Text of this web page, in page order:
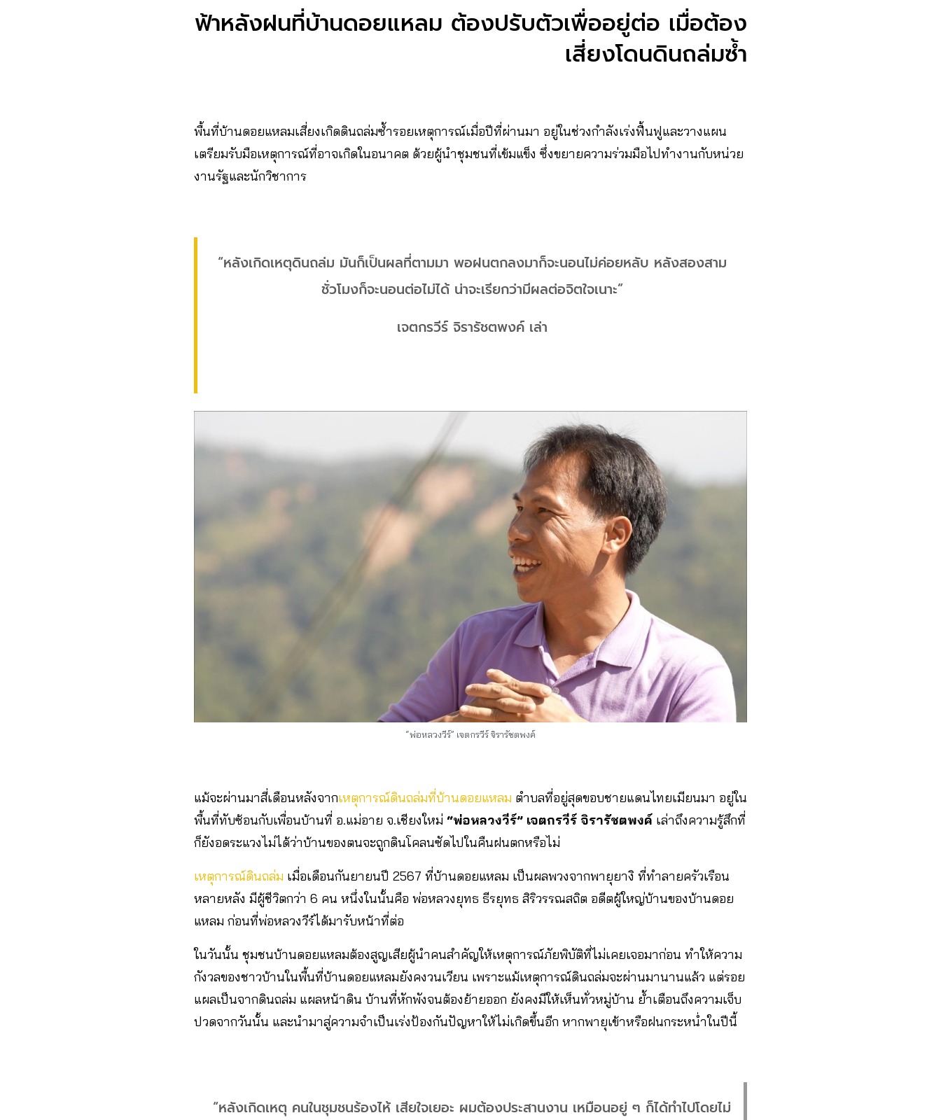
ฟ้าหลังฝนที่บ้านดอยแหลม ต้องปรับตัวเพื่ออยู่ต่อ เมื่อต้อง
เสี่ยงโดนดินถล่มซ้ำ
พื้นที่บ้านดอยแหลมเสี่ยงเกิดดินถล่มซ้ำรอยเหตุการณ์เมื่อปีที่ผ่านมา อยู่ในช่วงกำลังเร่งฟื้นฟูและวางแผน
เตรียมรับมือเหตุการณ์ที่อาจเกิดในอนาคต ด้วยผู้นำชุมชนที่เข้มแข็ง ซึ่งขยายความร่วมมือไปทำงานกับหน่วย
งานรัฐและนักวิชาการ
“หลังเกิดเหตุดินถล่ม มันก็เป็นผลที่ตามมา พอฝนตกลงมาก็จะนอนไม่ค่อยหลับ หลังสองสาม
ชั่วโมงก็จะนอนต่อไม่ได้ น่าจะเรียกว่ามีผลต่อจิตใจเนาะ”
เจตกรวีร์ จิรารัชตพงค์ เล่า
“พ่อหลวงวีร์” เจตกรวีร์ จิรารัชตพงค์
แม้จะผ่านมาสี่เดือนหลังจากเหตุการณ์ดินถล่มที่บ้านดอยแหลม ตำบลที่อยู่สุดขอบชายแดนไทยเมียนมา อยู่ใน
พื้นที่ทับซ้อนกับเพื่อนบ้านที่ อ.แม่อาย จ.เชียงใหม่ “พ่อหลวงวีร์” เจตกรวีร์ จิรารัชตพงค์ เล่าถึงความรู้สึกที่
ก็ยังอดระแวงไม่ได้ว่าบ้านของตนจะถูกดินโคลนซัดไปในคืนฝนตกหรือไม่
เหตุการณ์ดินถล่ม เมื่อเดือนกันยายนปี 2567 ที่บ้านดอยแหลม เป็นผลพวงจากพายุยางิ ที่ทำลายครัวเรือน
หลายหลัง มีผู้ชีวิตกว่า 6 คน หนึ่งในนั้นคือ พ่อหลวงยุทธ ธีรยุทธ สิริวรรณสถิต อดีตผู้ใหญ่บ้านของบ้านดอย
แหลม ก่อนที่พ่อหลวงวีร์ได้มารับหน้าที่ต่อ
ในวันนั้น ชุมชนบ้านดอยแหลมต้องสูญเสียผู้นำคนสำคัญให้เหตุการณ์ภัยพิบัติที่ไม่เคยเจอมาก่อน ทำให้ความ
กังวลของชาวบ้านในพื้นที่บ้านดอยแหลมยังคงวนเวียน เพราะแม้เหตุการณ์ดินถล่มจะผ่านมานานแล้ว แต่รอย
แผลเป็นจากดินถล่ม แผลหน้าดิน บ้านที่หักพังจนต้องย้ายออก ยังคงมีให้เห็นทั่วหมู่บ้าน ย้ำเตือนถึงความเจ็บ
ปวดจากวันนั้น และนำมาสู่ความจำเป็นเร่งป้องกันปัญหาให้ไม่เกิดขึ้นอีก หากพายุเข้าหรือฝนกระหน่ำในปีนี้
“หลังเกิดเหตุ คนในชุมชนร้องไห้ เสียใจเยอะ ผมต้องประสานงาน เหมือนอยู่ ๆ ก็ได้ทำไปโดยไม่